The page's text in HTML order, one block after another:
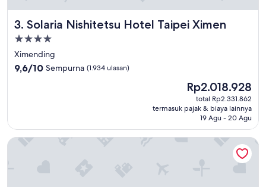
3. Solaria Nishitetsu Hotel Taipei Ximen
Solaria Nishitetsu Hotel Taipei Ximen
Properti
bintang
4.0
Ximending
9.6
9,6/10 Sempurna (1.934 ulasan)
Harga
sekarang
Rp2.018.928
Rp2.018.928
total Rp2.331.862
termasuk pajak & biaya lainnya
19 Agu - 20 Agu
Caesar Metro Taipei